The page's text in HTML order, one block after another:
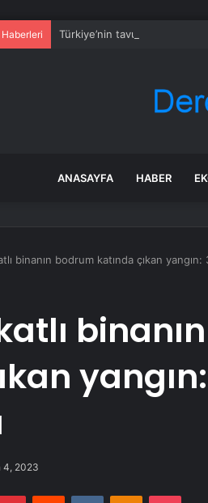
Türkiye’nin tavuk devinde
ANASAYFA HABER
binanın bodrum katında çıkan yangın:
4, 2023
PinterestReddit VKontakteOdnoklassniki
Pocket